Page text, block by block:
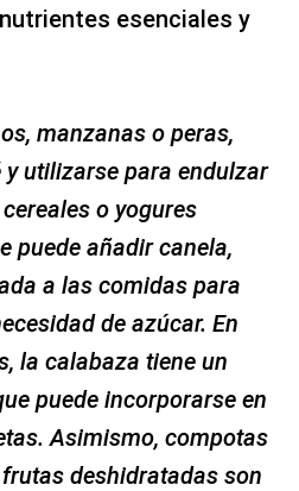
esenciales y
manzanas o peras,
y utilizarse para endulzar
o yogures
puede añadir canela,
a las comidas para
de azúcar. En
la calabaza tiene un
puede incorporarse en
Asimismo, compotas
deshidratadas son